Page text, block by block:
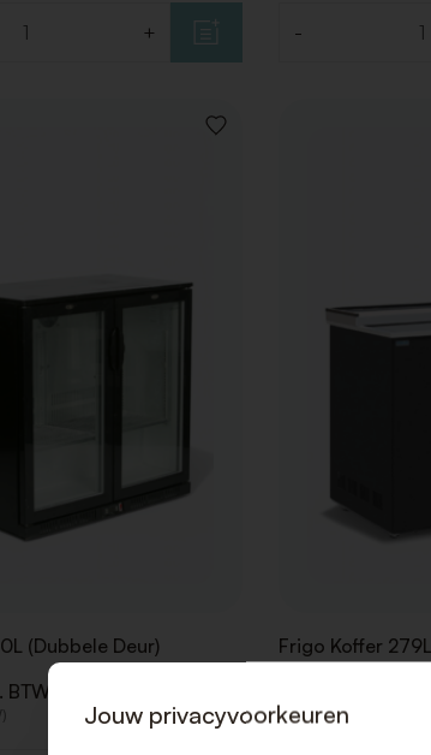
+ -
VOEG
(Dubbele Deur)
Frigo Koffer
€ 48,40 (Incl. BTW)
Jouw privacyvoorkeuren